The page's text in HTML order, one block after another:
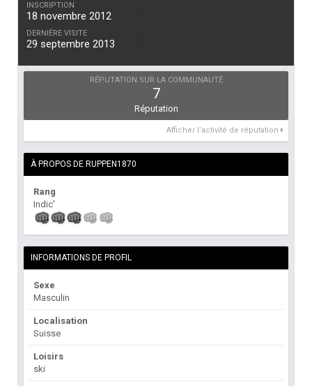
INSCRIPTION
18 novembre 2012
DERNIÈRE VISITE
29 septembre 2013
RÉPUTATION SUR LA COMMUNAUTÉ
7
Réputation
Afficher l’activité de réputation
À PROPOS DE RUPPEN1870
Rang
Indic'
INFORMATIONS DE PROFIL
Sexe
Masculin
Localisation
Suisse
Loisirs
ski